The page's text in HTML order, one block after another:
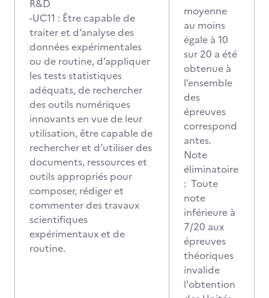
R&D
-UC11 : Être capable de
traiter et d’analyse des
données expérimentales
ou de routine, d’appliquer
les tests statistiques
adéquats, de rechercher
des outils numériques
innovants en vue de leur
utilisation, être capable de
rechercher et d’utiliser des
documents, ressources et
outils appropriés pour
composer, rédiger et
commenter des travaux
scientifiques
expérimentaux et de
routine.
moyenne
au moins
égale à 10
sur 20 a été
obtenue à
l’ensemble
des
épreuves
correspond
antes.
Note
éliminatoire
: Toute
note
inférieure à
7/20 aux
épreuves
théoriques
invalide
l'obtention